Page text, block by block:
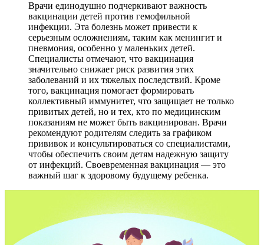
Врачи единодушно подчеркивают важность
вакцинации детей против гемофильной
инфекции. Эта болезнь может привести к
серьезным осложнениям, таким как менингит и
пневмония, особенно у маленьких детей.
Специалисты отмечают, что вакцинация
значительно снижает риск развития этих
заболеваний и их тяжелых последствий. Кроме
того, вакцинация помогает формировать
коллективный иммунитет, что защищает не только
привитых детей, но и тех, кто по медицинским
показаниям не может быть вакцинирован. Врачи
рекомендуют родителям следить за графиком
прививок и консультироваться со специалистами,
чтобы обеспечить своим детям надежную защиту
от инфекций. Своевременная вакцинация — это
важный шаг к здоровому будущему ребенка.